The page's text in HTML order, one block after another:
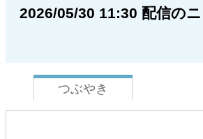
2026/05/30 11:30 配信の
つぶやき